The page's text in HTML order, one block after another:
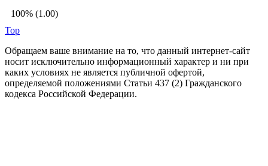
100% (1.00)
Top
Обращаем ваше внимание на то, что данный интернет-сайт
носит исключительно информационный характер и ни при
каких условиях не является публичной офертой,
определяемой положениями Статьи 437 (2) Гражданского
кодекса Российской Федерации.